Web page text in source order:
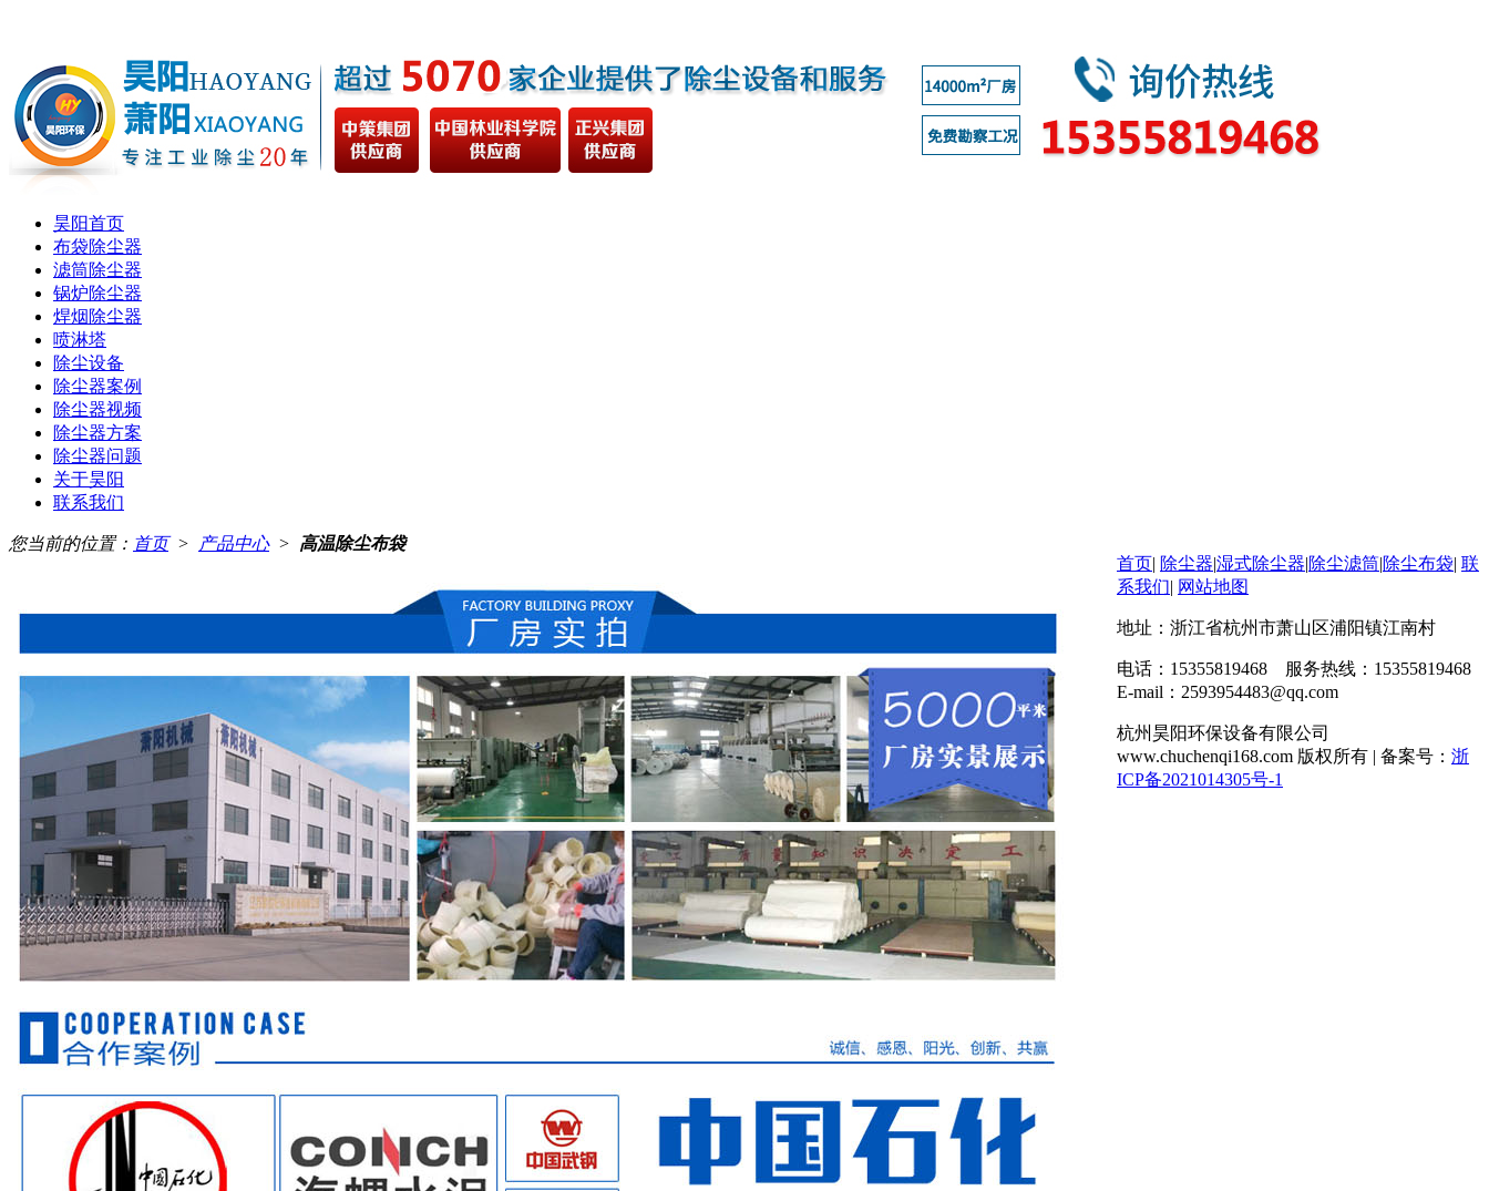
昊阳首页
布袋除尘器
滤筒除尘器
锅炉除尘器
焊烟除尘器
喷淋塔
除尘设备
除尘器案例
除尘器视频
除尘器方案
除尘器问题
关于昊阳
联系我们
您当前的位置： 首页> 产品中心> 高温除尘布袋
首页| 除尘器|湿式除尘器|除尘滤筒|除尘布袋| 联
系我们| 网站地图
地址：浙江省杭州市萧山区浦阳镇江南村
电话：15355819468 服务热线：15355819468
E-mail：2593954483@qq.com
杭州昊阳环保设备有限公司
www.chuchenqi168.com 版权所有 | 备案号： 浙
ICP备2021014305号-1